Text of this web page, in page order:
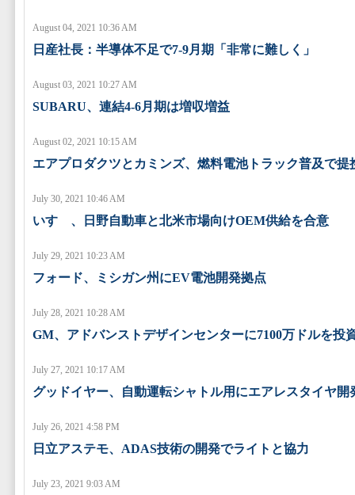
August 04, 2021 10:36 AM
日産社長：半導体不足で7-9月期「非常に難しく」
August 03, 2021 10:27 AM
SUBARU、連結4-6月期は増収増益
August 02, 2021 10:15 AM
エアプロダクツとカミンズ、燃料電池トラック普及で提
July 30, 2021 10:46 AM
いすゞ、日野自動車と北米市場向けOEM供給を合意
July 29, 2021 10:23 AM
フォード、ミシガン州にEV電池開発拠点
July 28, 2021 10:28 AM
GM、アドバンストデザインセンターに7100万ドルを投
July 27, 2021 10:17 AM
グッドイヤー、自動運転シャトル用にエアレスタイヤ開
July 26, 2021 4:58 PM
日立アステモ、ADAS技術の開発でライトと協力
July 23, 2021 9:03 AM